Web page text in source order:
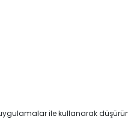
ile kullanarak